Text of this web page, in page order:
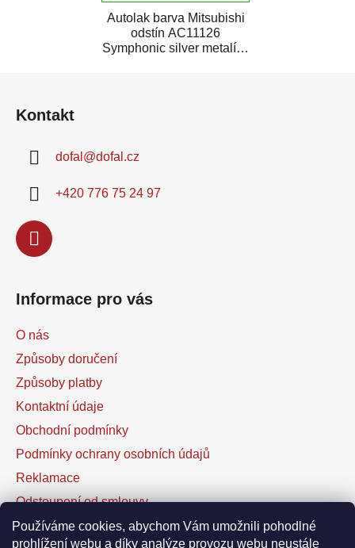
Používáme cookies, abychom Vám umožnili pohodlné
prohlížení webu a díky analýze provozu webu neustále
Autolak barva Mitsubishi
odstín AC11126
Symphonic silver metalíza
Kontakt
dofal @dofal.cz
+420 776 75 24 97
Informace pro vás
O nás
Způsoby doručení
Způsoby platby
Kontaktní údaje
Obchodní podmínky
Podmínky ochrany osobních údajů
Reklamace
Odstoupení od smlouvy
Kontaktní formulář